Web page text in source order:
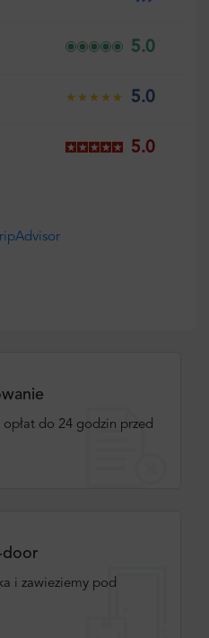
5.0
5.0
5.0
do 24 godzin przed
door
i zawieziemy pod